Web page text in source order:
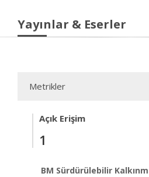
Yayınlar & Eserler
Metrikler
Açık Erişim
1
BM Sürdürülebilir